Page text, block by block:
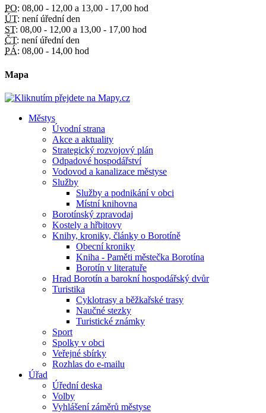
PO: 08,00 - 12,00 a 13,00 - 17,00 hod
ÚT: není úřední den
ST: 08,00 - 12,00 a 13,00 - 17,00 hod
ČT: není úřední den
PÁ: 08,00 - 14,00 hod
Mapa
Městys
Úvodní strana
Akce a aktuality
Strategický rozvojový plán
Odpadové hospodářství
Vodovod a kanalizace městyse
Služby
Služby a podnikání v obci
Místní knihovna
Borotínský zpravodaj
Kostely a hřbitovy
Knihy, kroniky, články o Borotíně
Obecní kroniky
Kniha - Paměti městečka Borotína
Borotín v literatuře
Hrad Borotín a barokní hospodářský dvůr
Turistika
Cyklotrasy a běžkařské trasy
Naučné stezky
Turistické známky
Sport
Spolky v obci
Veřejné sbírky
Rozhlas do e-mailu
Úřad
Úřední deska
Volby
Vyhlášení záměrů městyse